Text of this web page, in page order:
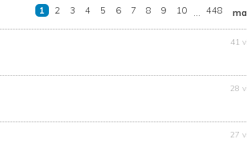
1 2 3 4 5 6 7 8 9 10 ... 448
41
28
27